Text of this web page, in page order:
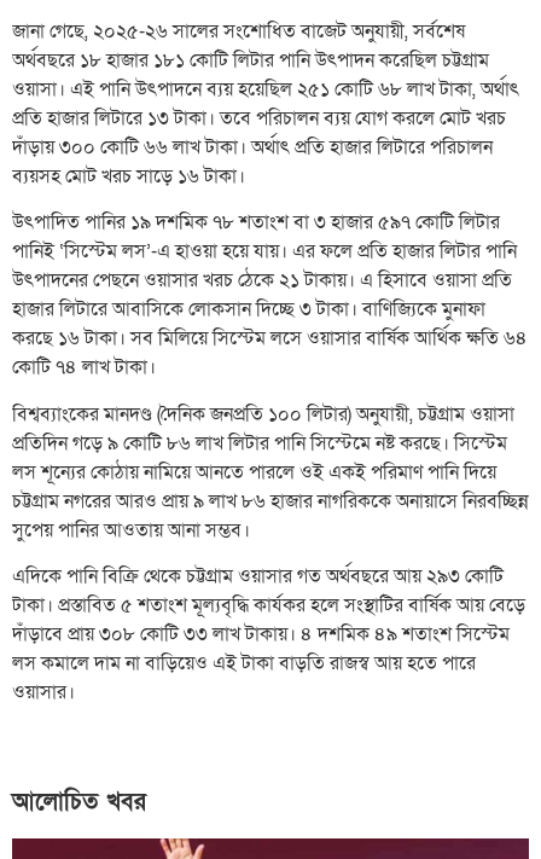
জানা গেছে, ২০২৫-২৬ সালের সংশোধিত বাজেট অনুযায়ী, সর্বশেষ
অর্থবছরে ১৮ হাজার ১৮১ কোটি লিটার পানি উৎপাদন করেছিল চট্টগ্রাম
ওয়াসা। এই পানি উৎপাদনে ব্যয় হয়েছিল ২৫১ কোটি ৬৮ লাখ টাকা, অর্থাৎ
প্রতি হাজার লিটারে ১৩ টাকা। তবে পরিচালন ব্যয় যোগ করলে মোট খরচ
দাঁড়ায় ৩০০ কোটি ৬৬ লাখ টাকা। অর্থাৎ প্রতি হাজার লিটারে পরিচালন
ব্যয়সহ মোট খরচ সাড়ে ১৬ টাকা।
উৎপাদিত পানির ১৯ দশমিক ৭৮ শতাংশ বা ৩ হাজার ৫৯৭ কোটি লিটার
পানিই ‘সিস্টেম লস’-এ হাওয়া হয়ে যায়। এর ফলে প্রতি হাজার লিটার পানি
উৎপাদনের পেছনে ওয়াসার খরচ ঠেকে ২১ টাকায়। এ হিসাবে ওয়াসা প্রতি
হাজার লিটারে আবাসিকে লোকসান দিচ্ছে ৩ টাকা। বাণিজ্যিকে মুনাফা
করছে ১৬ টাকা। সব মিলিয়ে সিস্টেম লসে ওয়াসার বার্ষিক আর্থিক ক্ষতি ৬৪
কোটি ৭৪ লাখ টাকা।
বিশ্বব্যাংকের মানদণ্ড (দৈনিক জনপ্রতি ১০০ লিটার) অনুযায়ী, চট্টগ্রাম ওয়াসা
প্রতিদিন গড়ে ৯ কোটি ৮৬ লাখ লিটার পানি সিস্টেমে নষ্ট করছে। সিস্টেম
লস শূন্যের কোঠায় নামিয়ে আনতে পারলে ওই একই পরিমাণ পানি দিয়ে
চট্টগ্রাম নগরের আরও প্রায় ৯ লাখ ৮৬ হাজার নাগরিককে অনায়াসে নিরবচ্ছিন্ন
সুপেয় পানির আওতায় আনা সম্ভব।
এদিকে পানি বিক্রি থেকে চট্টগ্রাম ওয়াসার গত অর্থবছরে আয় ২৯৩ কোটি
টাকা। প্রস্তাবিত ৫ শতাংশ মূল্যবৃদ্ধি কার্যকর হলে সংস্থাটির বার্ষিক আয় বেড়ে
দাঁড়াবে প্রায় ৩০৮ কোটি ৩৩ লাখ টাকায়। ৪ দশমিক ৪৯ শতাংশ সিস্টেম
লস কমালে দাম না বাড়িয়েও এই টাকা বাড়তি রাজস্ব আয় হতে পারে
ওয়াসার।
আলোচিত খবর